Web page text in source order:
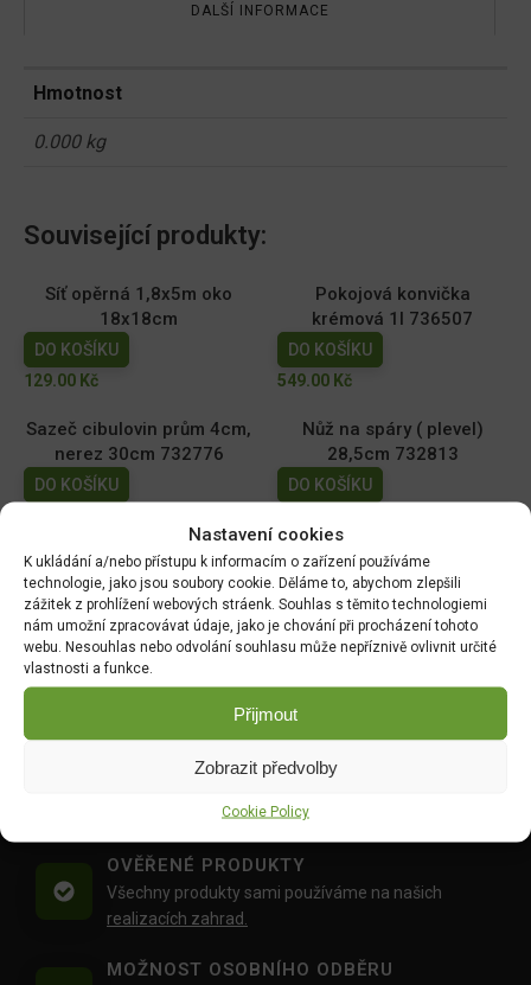
Nastavení cookies
K ukládání a/nebo přístupu k informacím o zařízení používáme
technologie, jako jsou soubory cookie. Děláme to, abychom zlepšili
zážitek z prohlížení webových stráenk. Souhlas s těmito technologiemi
nám umožní zpracovávat údaje, jako je chování při procházení tohoto
webu. Nesouhlas nebo odvolání souhlasu může nepříznivě ovlivnit určité
vlastnosti a funkce.
Přijmout
Zobrazit předvolby
Cookie Policy
DALŠÍ INFORMACE
Hmotnost
0.000 kg
Související produkty:
Síť opěrná 1,8x5m oko
18x18cm
DO KOŠÍKU
129.00 Kč
Pokojová konvička
krémová 1l 736507
DO KOŠÍKU
549.00 Kč
Sazeč cibulovin prům 4cm,
nerez 30cm 732776
DO KOŠÍKU
Nůž na spáry ( plevel)
28,5cm 732813
DO KOŠÍKU
Úzká lopatka nerez 33cm
732837
DO KOŠÍKU
369.00Kč
Sázecí kolík nerez 28cm
732790
DO KOŠÍKU
369.00Kč
DOPRAVA ZDARMA OD 1500 KČ
30 Kg,je zdarma.
OVĚŘENÉ PRODUKTY
Všechny produkty sami používáme na našich
realizacích zahrad.
MOŽNOST OSOBNÍHO ODBĚRU